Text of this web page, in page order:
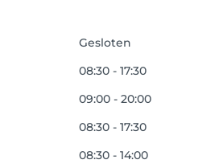
Gesloten
08:30 - 17:30
09:00 - 20:00
08:30 - 17:30
08:30 - 14:00